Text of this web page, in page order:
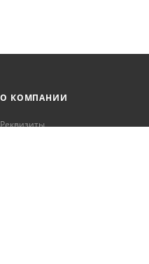
О КОМПАНИИ
Реквизиты